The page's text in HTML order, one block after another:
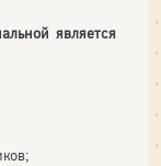
является